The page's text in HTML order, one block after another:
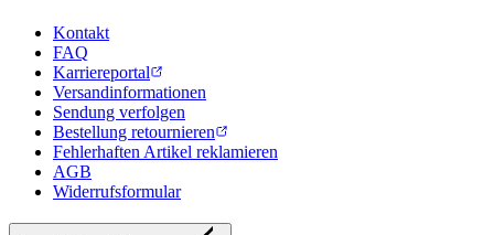
Kontakt
FAQ
Karriereportal
Versandinformationen
Sendung verfolgen
Bestellung retournieren
Fehlerhaften Artikel reklamieren
AGB
Widerrufsformular